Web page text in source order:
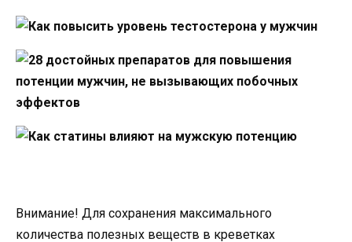
Внимание! Для сохранения максимального
количества полезных веществ в креветках